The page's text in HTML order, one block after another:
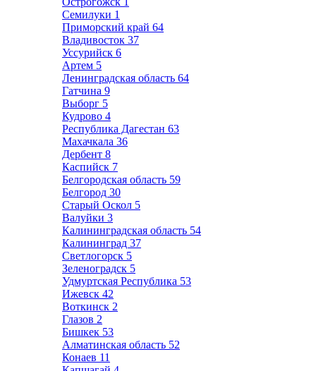
Семилуки 1
Приморский край 64
Владивосток 37
Уссурийск 6
Артем 5
Ленинградская область 64
Гатчина 9
Выборг 5
Кудрово 4
Республика Дагестан 63
Махачкала 36
Дербент 8
Каспийск 7
Белгородская область 59
Белгород 30
Старый Оскол 5
Валуйки 3
Калининградская область 54
Калининград 37
Светлогорск 5
Зеленоградск 5
Удмуртская Республика 53
Ижевск 42
Воткинск 2
Глазов 2
Бишкек 53
Алматинская область 52
Конаев 11